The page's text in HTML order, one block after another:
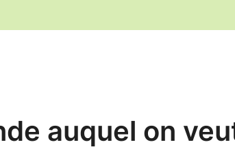
auquel on